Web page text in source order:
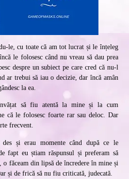
le, cu toate că am tot lucrat și le înțeleg
le folosesc când nu vreau să dau prea
despre un subiect pe care cred că nu-l
ar trebui să iau o decizie, dar încă amân
la ea.
să fiu atentă la mine și la cum
că le folosesc foarte rar sau deloc. Dar
frecvent.
și erau momente când după ce le
fapt eu știam răspunsul și preferam să
o făceam din lipsă de încredere în mine și
și de frică să nu fiu criticată, judecată.